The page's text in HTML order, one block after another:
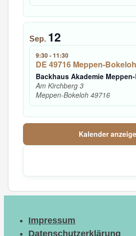
Sep. 12
9:30-11:30
DE 49716 Meppen-Bokeloh
Backhaus Akademie
Am Kirchberg 3
Meppen-Bokeloh 49716
Kalender
Impressum
Datenschutzerklärung